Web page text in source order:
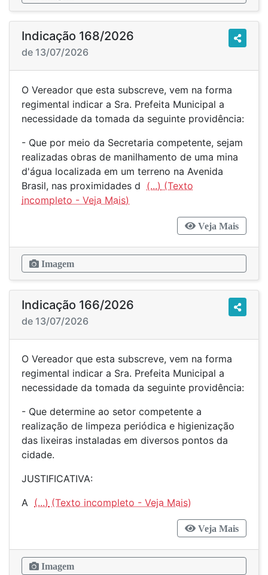
Indicação 168/2026
de 13/07/2026
O Vereador que esta subscreve, vem na forma
regimental indicar a Sra. Prefeita Municipal a
necessidade da tomada da seguinte providência:
- Que por meio da Secretaria competente, sejam
realizadas obras de manilhamento de uma mina
d'água localizada em um terreno na Avenida
Brasil, nas proximidades d (...)
Veja Mais
Imagem
Indicação 166/2026
de 13/07/2026
O Vereador que esta subscreve, vem na forma
regimental indicar a Sra. Prefeita Municipal a
necessidade da tomada da seguinte providência:
- Que determine ao setor competente a
realização de limpeza periódica e higienização
das lixeiras instaladas em diversos pontos da
cidade.
JUSTIFICATIVA:
A (...)
Veja Mais
Imagem